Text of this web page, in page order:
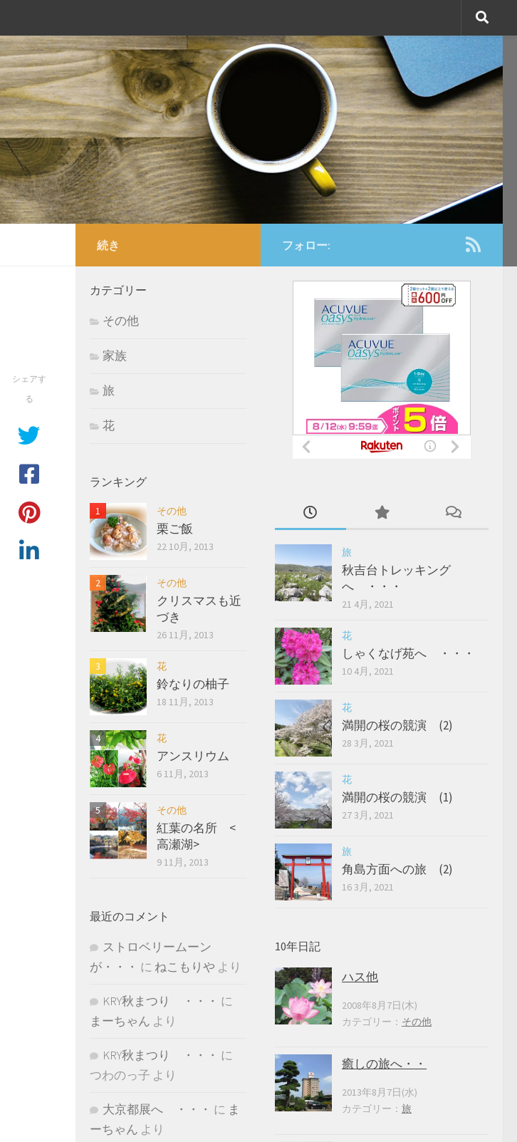
シェアす
る
フォロー:
旅
秋吉台トレッキング
へ ・・・
21 4月, 2021
花
しゃくなげ苑へ ・・・
10 4月, 2021
花
満開の桜の競演 (2)
28 3月, 2021
花
満開の桜の競演 (1)
27 3月, 2021
旅
角島方面への旅 (2)
16 3月, 2021
10年日記
ハス他
2008年8月7日(木)
カテゴリー： その他
癒しの旅へ・・
2013年8月7日(水)
カテゴリー： 旅
続き
カテゴリー
その他
家族
旅
花
ランキング
その他
栗ご飯
22 10月, 2013
その他
クリスマスも近
づき
26 11月, 2013
花
鈴なりの柚子
18 11月, 2013
花
アンスリウム
6 11月, 2013
その他
紅葉の名所 <
高瀬湖>
9 11月, 2013
最近のコメント
ストロベリームーン
が・・・ に ねこもりや より
KRY秋まつり ・・・ に
まーちゃん より
KRY秋まつり ・・・ に
つわのっ子 より
大京都展へ ・・・ に ま
ーちゃん より